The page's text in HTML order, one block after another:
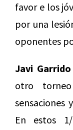
favor e los
por una
oponentes
Javi Garrido
otro
sensaciones
En estos